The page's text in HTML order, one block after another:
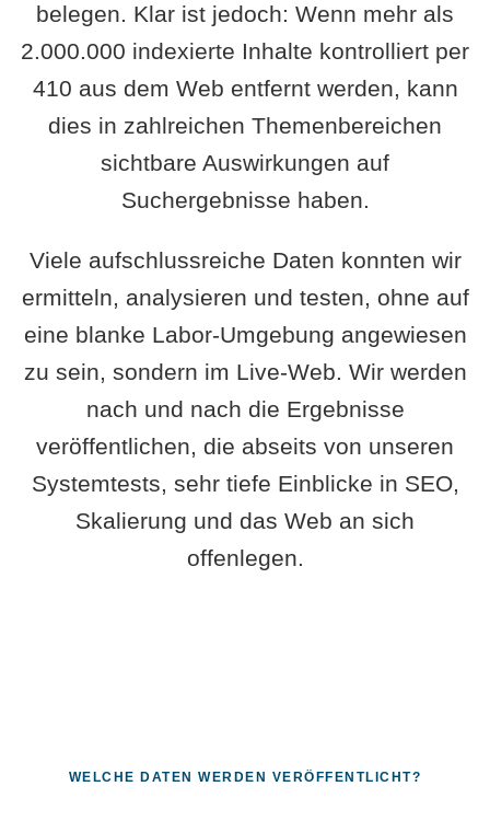
belegen. Klar ist jedoch: Wenn mehr als
2.000.000 indexierte Inhalte kontrolliert per
410 aus dem Web entfernt werden, kann
dies in zahlreichen Themenbereichen
sichtbare Auswirkungen auf
Suchergebnisse haben.
Viele aufschlussreiche Daten konnten wir
ermitteln, analysieren und testen, ohne auf
eine blanke Labor-Umgebung angewiesen
zu sein, sondern im Live-Web. Wir werden
nach und nach die Ergebnisse
veröffentlichen, die abseits von unseren
Systemtests, sehr tiefe Einblicke in SEO,
Skalierung und das Web an sich
offenlegen.
WELCHE DATEN WERDEN VERÖFFENTLICHT?